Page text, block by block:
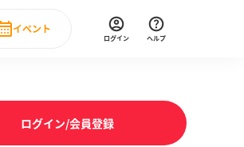
イベント
直近のイベント一覧
ログイン ヘルプ
ログイン/会員登録